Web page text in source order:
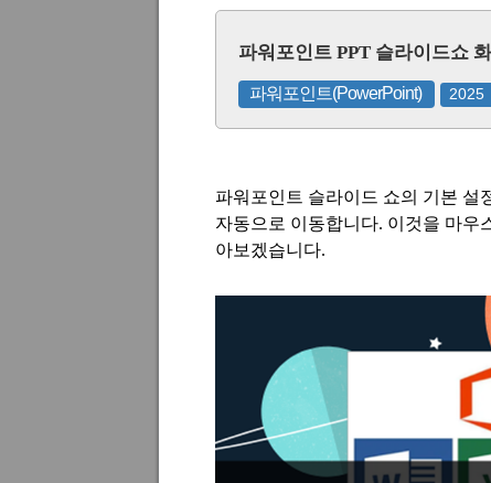
파워포인트 PPT 슬라이드쇼
파워포인트(PowerPoint) 2025
파워포인트 슬라이드 쇼의 기본 설
자동으로 이동합니다. 이것을 마우
아보겠습니다.